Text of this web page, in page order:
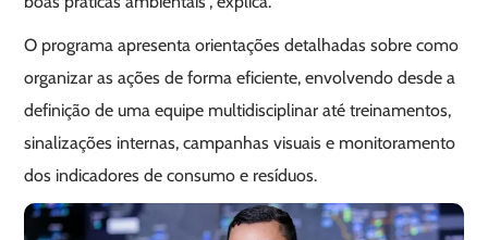
O programa apresenta orientações detalhadas sobre como
organizar as ações de forma eficiente, envolvendo desde a
definição de uma equipe multidisciplinar até treinamentos,
sinalizações internas, campanhas visuais e monitoramento
dos indicadores de consumo e resíduos.